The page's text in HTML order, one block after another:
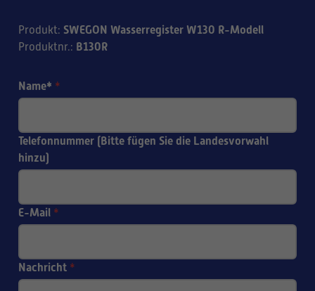
Produkt: SWEGON Wasserregister W130 R-Modell
Produktnr.: B130R
Name* *
Telefonnummer (Bitte fügen Sie die Landesvorwahl
hinzu)
E-Mail *
Nachricht *